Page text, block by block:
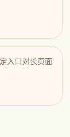
入口对长页面